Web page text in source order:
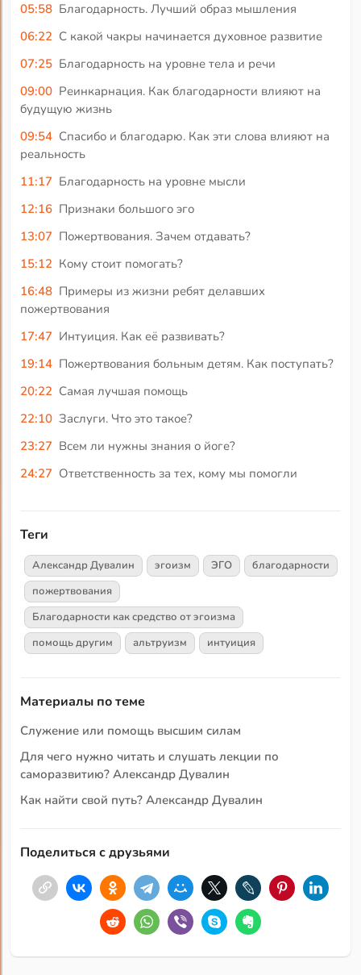
05:58 Благодарность. Лучший образ мышления
06:22 С какой чакры начинается духовное развитие
07:25 Благодарность на уровне тела и речи
09:00 Реинкарнация. Как благодарности влияют на
будущую жизнь
09:54 Спасибо и благодарю. Как эти слова влияют на
реальность
11:17 Благодарность на уровне мысли
12:16 Признаки большого эго
13:07 Пожертвования. Зачем отдавать?
15:12 Кому стоит помогать?
16:48 Примеры из жизни ребят делавших
пожертвования
17:47 Интуиция. Как её развивать?
19:14 Пожертвования больным детям. Как поступать?
20:22 Самая лучшая помощь
22:10 Заслуги. Что это такое?
23:27 Всем ли нужны знания о йоге?
24:27 Ответственность за тех, кому мы помогли
Теги
Александр Дувалин эгоизм ЭГО
благодарности
пожертвования
Благодарности как средство от эгоизма
помощь другим
альтруизм интуиция
Материалы по теме
Служение или помощь высшим силам
Для чего нужно читать и слушать лекции по
саморазвитию? Александр Дувалин
Как найти свой путь? Александр Дувалин
Поделиться с друзьями